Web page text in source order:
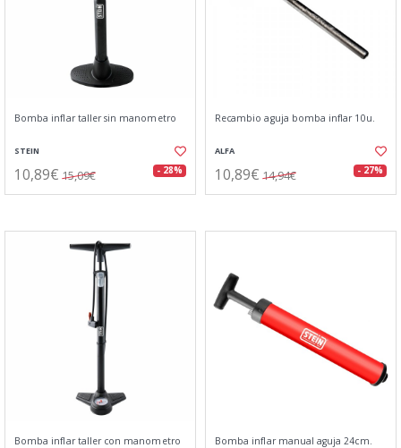
Bomba inflar taller sin manometro
STEIN
10,89€ 15,09€ - 28%
Recambio aguja bomba inflar 10u.
ALFA
10,89€ 14,94€ - 27%
Bomba inflar taller con manometro Bomba inflar manual aguja 24cm.